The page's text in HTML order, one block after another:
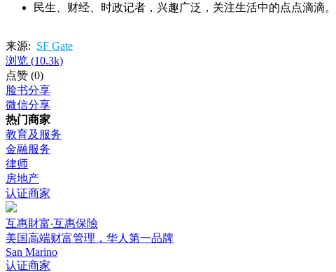
民生、财经、时政记者，兴趣广泛，关注生活中的点点滴滴。
来源: SF Gate
浏览 (10.3k)
点赞 (0)
脸书分享
微信分享
热门商家
教育及服务
金融服务
律师
房地产
认证商家
互惠財富‧互惠保險
美国高端财富管理，华人第一品牌
San Marino
认证商家